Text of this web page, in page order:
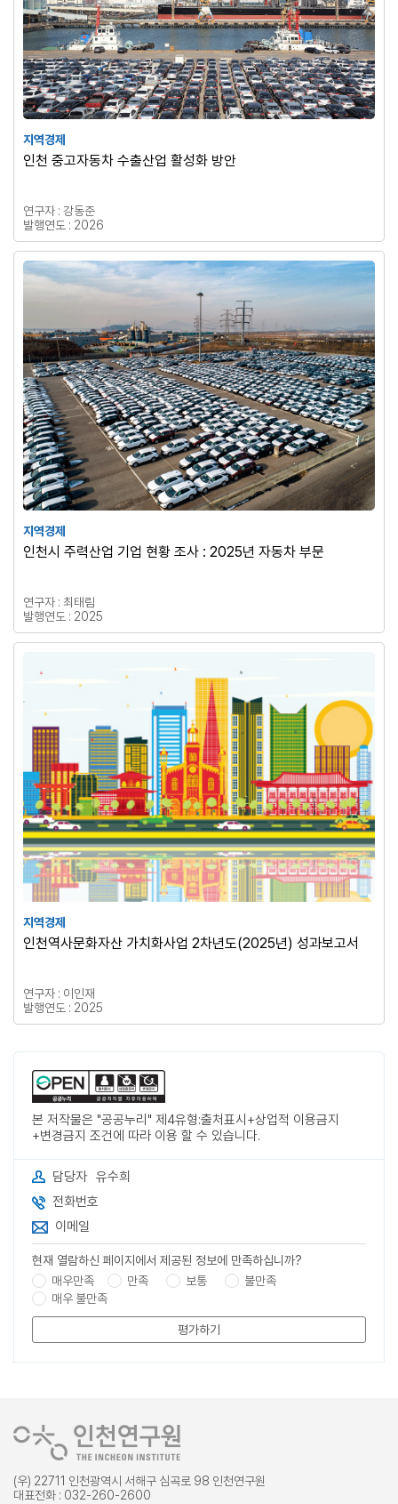
지역경제
인천 중고자동차 수출산업 활성화 방안
연구자 : 강동준
발행연도 : 2026
지역경제
인천시 주력산업 기업 현황 조사 : 2025년 자동차 부문
연구자 : 최태림
발행연도 : 2025
지역경제
인천역사문화자산 가치화사업 2차년도(2025년) 성과보고서
연구자 : 이인재
발행연도 : 2025
본 저작물은 "공공누리" 제4유형:출처표시+상업적 이용금지
+변경금지 조건에 따라 이용 할 수 있습니다.
담당자 유수희
전화번호
이메일
현재 열람하신 페이지에서 제공된 정보에 만족하십니까?
매우만족
만족 보통
불만족
매우 불만족
평가하기
(우) 22711 인천광역시 서해구 심곡로 98 인천연구원
대표전화 : 032-260-2600